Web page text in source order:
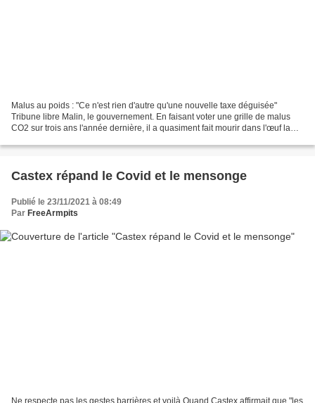
Malus au poids : "Ce n'est rien d'autre qu'une nouvelle taxe déguisée"
Tribune libre Malin, le gouvernement. En faisant voter une grille de malus
CO2 sur trois ans l'année dernière, il a quasiment fait mourir dans l'œuf la
Castex répand le Covid et le mensonge
Publié le 23/11/2021 à 08:49
Par FreeArmpits
Ne respecte pas les gestes barrières et voilà Quand Castex affirmait que "les